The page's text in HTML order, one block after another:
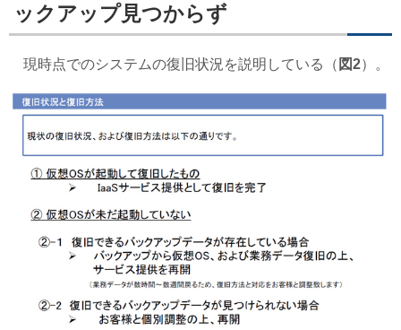
ックアップ見つからず
現時点でのシステムの復旧状況を説明している（ 図2）。